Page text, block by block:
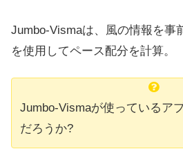
Jumbo-Vismaは、風の情報を事
を使用してペース配分を計算。
Jumbo-Vismaが使っているア
だろうか?